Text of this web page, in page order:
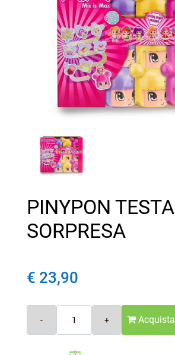
PINYPON TESTA
SORPRESA
€ 23,90
Acquista